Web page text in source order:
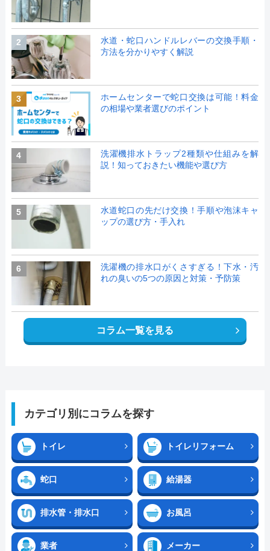
2
水道・蛇口ハンドルレバーの交換手順・
方法を分かりやすく解説
3
ホームセンターで蛇口交換は可能！料金
の相場や業者選びのポイント
4
洗濯機排水トラップ2種類や仕組みを解
説！知っておきたい機能や選び方
5
水道蛇口の先だけ交換！手順や泡沫キャ
ップの選び方・手入れ
6
洗濯機の排水口がくさすぎる！下水・汚
れの臭いの5つの原因と対策・予防策
コラム一覧を見る
カテゴリ別にコラムを探す
トイレ トイレリフォーム
蛇口 給湯器
排水管・排水口 お風呂
業者 メーカー